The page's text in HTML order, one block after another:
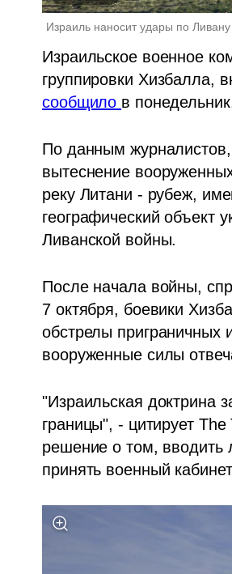
Израиль наносит удары по Ливану
Израильское военное
сообщило в
По данным
вытеснение
реку Литани - рубеж,
географический
Ливанской войны.
После начала войны,
7 октября, боевики
обстрелы приграничных
вооруженные силы
"Израильская доктрина
границы", - цитирует
решение о том, вводить
принять военный